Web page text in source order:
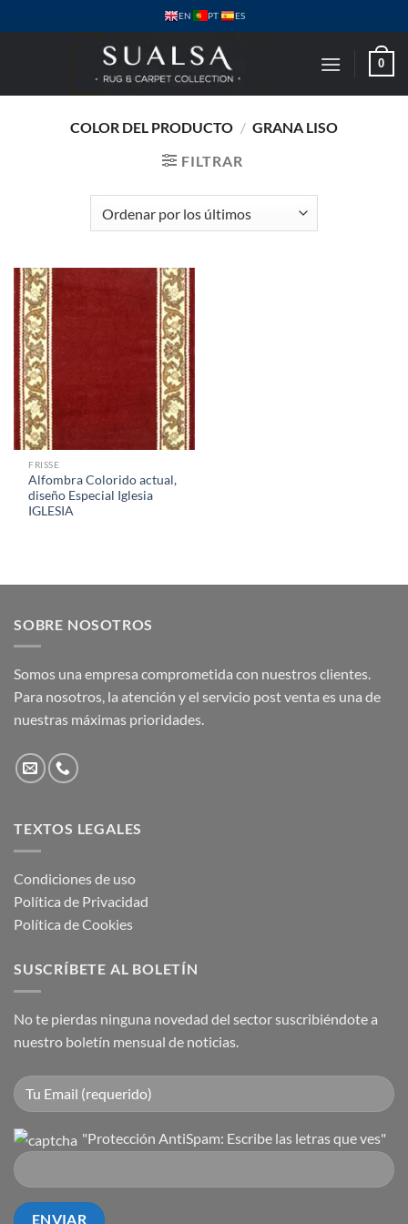
al
EN PT ES
0
COLOR DEL PRODUCTO / GRANA LISO
FILTRAR
FRISSE
Alfombra Colorido actual,
diseño Especial Iglesia
IGLESIA
SOBRE NOSOTROS
Somos una empresa comprometida con nuestros clientes.
Para nosotros, la atención y el servicio post venta es una de
nuestras máximas prioridades.
TEXTOS LEGALES
Condiciones de uso
Política de Privacidad
Política de Cookies
SUSCRÍBETE AL BOLETÍN
No te pierdas ninguna novedad del sector suscribiéndote a
nuestro boletín mensual de noticias.
"Protección AntiSpam: Escribe las letras que ves"